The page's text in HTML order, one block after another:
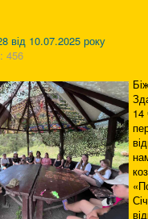
від 10.07.2025 року
456
14